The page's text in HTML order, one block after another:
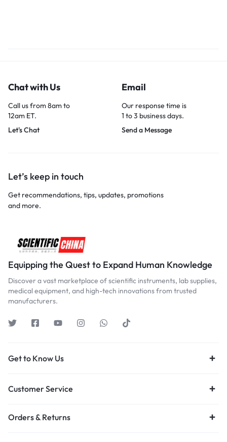
Chat with Us
Call us from 8am to
12am ET.
Let's Chat
Email
Our response time is
1 to 3 business days.
Send a Message
Let’s keep in touch
Get recommendations, tips, updates, promotions
and more.
Equipping the Quest to Expand Human Knowledge
Discover a vast marketplace of scientific instruments, lab supplies,
medical equipment, and high-tech innovations from trusted
manufacturers.
Get to Know Us
Customer Service
Orders & Returns